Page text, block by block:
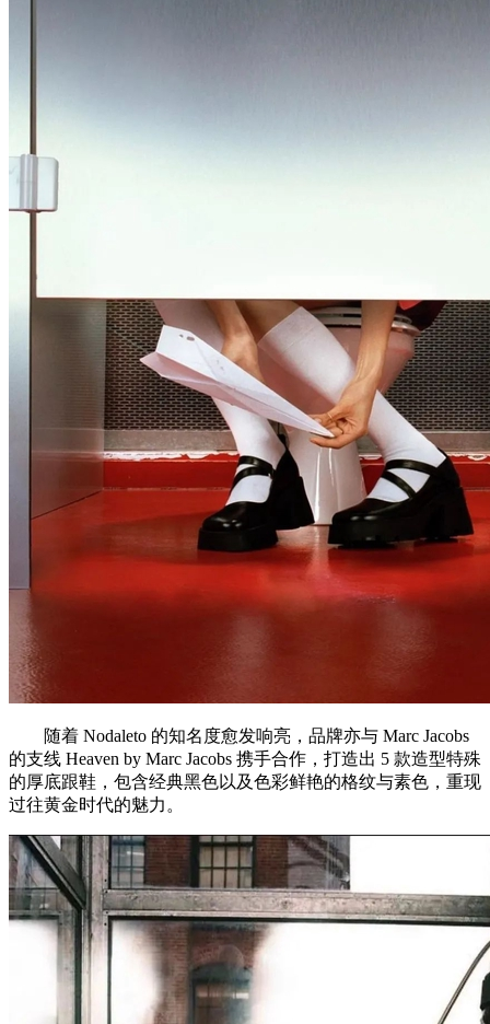
随着 Nodaleto 的知名度愈发响亮，品牌亦与 Marc Jacobs
的支线 Heaven by Marc Jacobs 携手合作，打造出 5 款造型特殊
的厚底跟鞋，包含经典黑色以及色彩鲜艳的格纹与素色，重现
过往黄金时代的魅力。